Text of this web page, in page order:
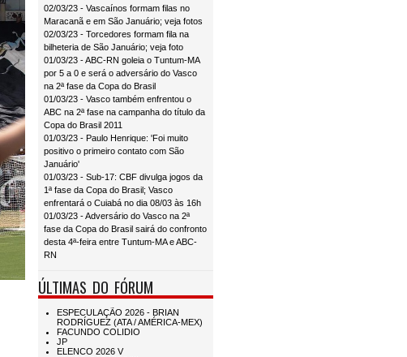
02/03/23 - Vascaínos formam filas no
Maracanã e em São Januário; veja fotos
02/03/23 - Torcedores formam fila na
bilheteria de São Januário; veja foto
01/03/23 - ABC-RN goleia o Tuntum-MA
por 5 a 0 e será o adversário do Vasco
na 2ª fase da Copa do Brasil
01/03/23 - Vasco também enfrentou o
ABC na 2ª fase na campanha do título da
Copa do Brasil 2011
01/03/23 - Paulo Henrique: 'Foi muito
positivo o primeiro contato com São
Januário'
01/03/23 - Sub-17: CBF divulga jogos da
1ª fase da Copa do Brasil; Vasco
enfrentará o Cuiabá no dia 08/03 às 16h
01/03/23 - Adversário do Vasco na 2ª
fase da Copa do Brasil sairá do confronto
desta 4ª-feira entre Tuntum-MA e ABC-
RN
ÚLTIMAS DO FÓRUM